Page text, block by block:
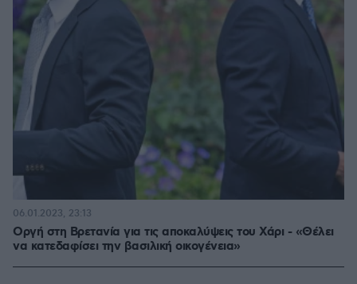
Οργή στη Βρετανία για τις αποκαλύψεις του Χάρι - «Θέλει
να κατεδαφίσει την βασιλική οικογένεια»
06.01.2023, 23:13